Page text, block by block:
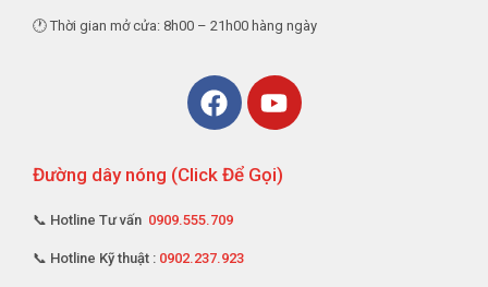
🕐 Thời gian mở cửa: 8h00 – 21h00 hàng ngày
Đường dây nóng (Click Để Gọi)
📞 Hotline Tư vấn 0909.555.709
📞 Hotline Kỹ thuật : 0902.237.923